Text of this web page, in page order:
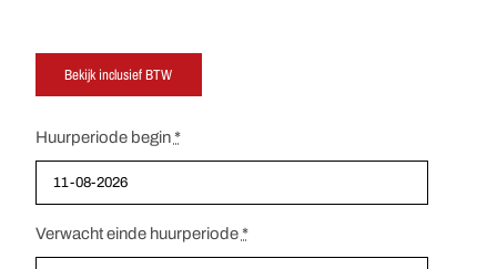
Huurperiode begin*
Verwacht einde huurperiode*